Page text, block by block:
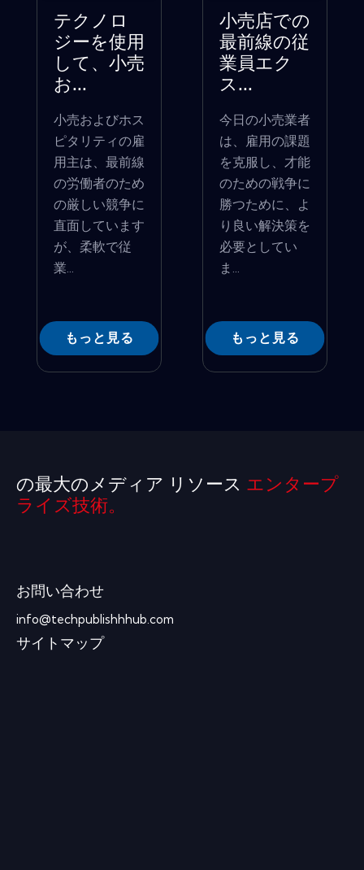
テクノロ
ジーを使用
して、小売
お...
小売およびホス
ピタリティの雇
用主は、最前線
の労働者のため
の厳しい競争に
直面しています
が、柔軟で従
業...
もっと見る
小売店での
最前線の従
業員エク
ス...
今日の小売業者
は、雇用の課題
を克服し、才能
のための戦争に
勝つために、よ
り良い解決策を
必要としてい
ま...
もっと見る
の最大のメディア リソース エンタープ
ライズ技術。
お問い合わせ
info@techpublishhhub.com
サイトマップ